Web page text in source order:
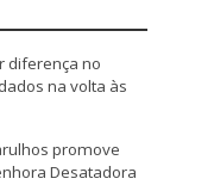
diferença no
na volta às
promove
Desatadora